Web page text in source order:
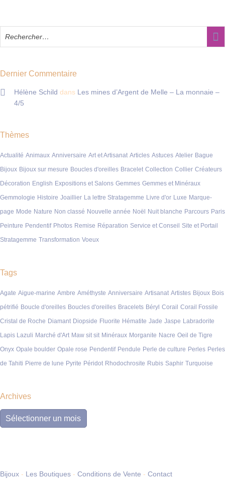
Dernier Commentaire
Hélène Schild dans Les mines d’Argent de Melle – La monnaie –
4/5
Thèmes
Actualité Animaux Anniversaire Art et Artisanat Articles Astuces Atelier Bague
Bijoux Bijoux sur mesure Boucles d'oreilles Bracelet Collection Collier Créateurs
Décoration English Expositions et Salons Gemmes Gemmes et Minéraux
Gemmologie Histoire Joaillier La lettre Stratagemme Livre d'or Luxe Marque-
page Mode Nature Non classé Nouvelle année Noël Nuit blanche Parcours Paris
Peinture Pendentif Photos Remise Réparation Service et Conseil
Site et Portail
Stratagemme Transformation Voeux
Tags
Agate Aigue-marine Ambre Améthyste Anniversaire Artisanat Artistes Bijoux Bois
pétrifié Boucle d'oreilles Boucles d'oreilles Bracelets Béryl Corail Corail Fossile
Cristal de Roche Diamant Diopside Fluorite Hématite Jade Jaspe Labradorite
Lapis Lazuli Marché d'Art Maw sit sit Minéraux Morganite Nacre Oeil de Tigre
Onyx Opale boulder Opale rose Pendentif Pendule Perle de culture Perles Perles
de Tahiti Pierre de lune Pyrite Péridot Rhodochrosite Rubis Saphir Turquoise
Archives
Archives
Bijoux - Les Boutiques - Conditions de Vente - Contact